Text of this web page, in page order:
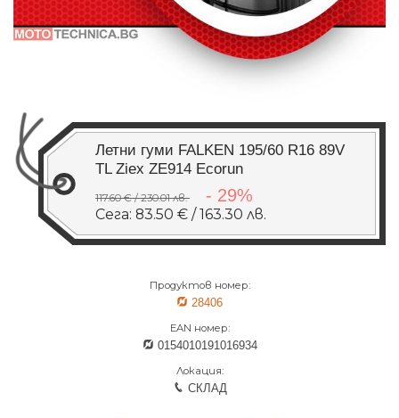
Летни гуми FALKEN 195/60 R16 89V
TL Ziex ZE914 Ecorun
117.60 € / 230.01 лв. - 29%
Сега: 83.50 € / 163.30 лв.
Продуктов номер:
28406
EAN номер:
0154010191016934
Локация:
СКЛАД